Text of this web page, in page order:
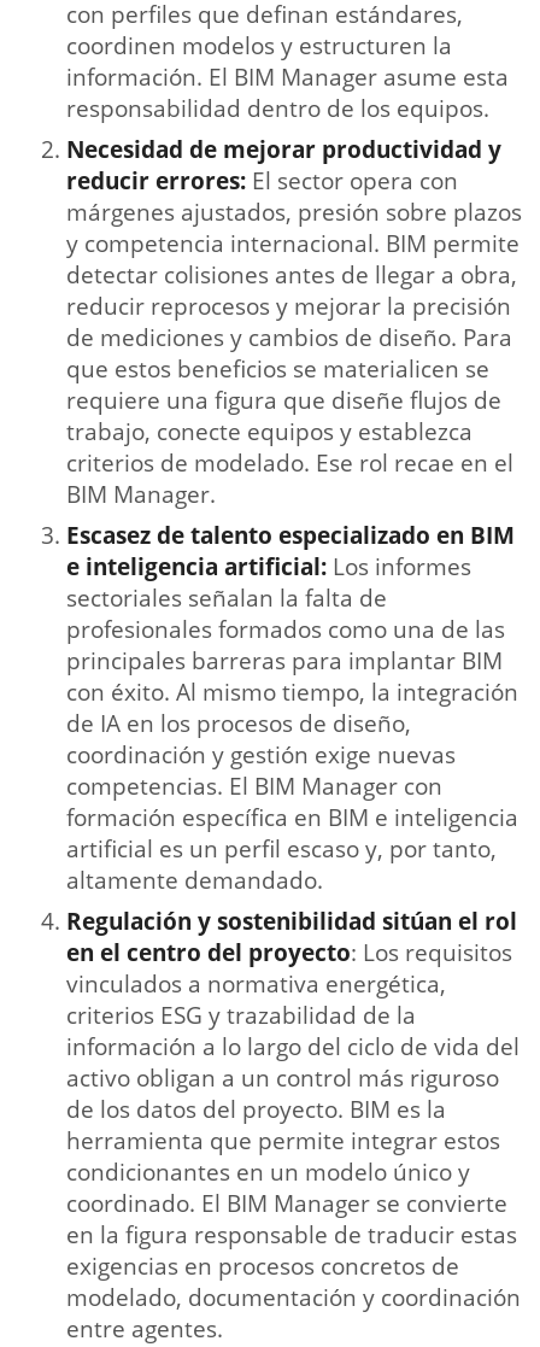
con perfiles que definan estándares,
coordinen modelos y estructuren la
información. El BIM Manager asume esta
responsabilidad dentro de los equipos.
Necesidad de mejorar productividad y
reducir errores: El sector opera con
márgenes ajustados, presión sobre plazos
y competencia internacional. BIM permite
detectar colisiones antes de llegar a obra,
reducir reprocesos y mejorar la precisión
de mediciones y cambios de diseño. Para
que estos beneficios se materialicen se
requiere una figura que diseñe flujos de
trabajo, conecte equipos y establezca
criterios de modelado. Ese rol recae en el
BIM Manager.
Escasez de talento especializado en BIM
e inteligencia artificial: Los informes
sectoriales señalan la falta de
profesionales formados como una de las
principales barreras para implantar BIM
con éxito. Al mismo tiempo, la integración
de IA en los procesos de diseño,
coordinación y gestión exige nuevas
competencias. El BIM Manager con
formación específica en BIM e inteligencia
artificial es un perfil escaso y, por tanto,
altamente demandado.
Regulación y sostenibilidad sitúan el rol
en el centro del proyecto: Los requisitos
vinculados a normativa energética,
criterios ESG y trazabilidad de la
información a lo largo del ciclo de vida del
activo obligan a un control más riguroso
de los datos del proyecto. BIM es la
herramienta que permite integrar estos
condicionantes en un modelo único y
coordinado. El BIM Manager se convierte
en la figura responsable de traducir estas
exigencias en procesos concretos de
modelado, documentación y coordinación
entre agentes.